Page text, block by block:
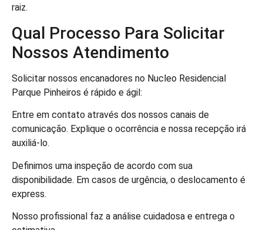
raiz.
Qual Processo Para Solicitar
Nossos Atendimento
Solicitar nossos encanadores no Nucleo Residencial
Parque Pinheiros é rápido e ágil:
Entre em contato através dos nossos canais de
comunicação. Explique o ocorrência e nossa recepção irá
auxiliá-lo.
Definimos uma inspeção de acordo com sua
disponibilidade. Em casos de urgência, o deslocamento é
express.
Nosso profissional faz a análise cuidadosa e entrega o